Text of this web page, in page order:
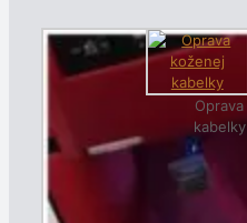
Oprava
kabelky